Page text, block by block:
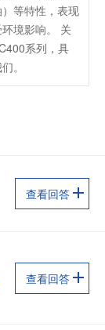
等特性，表现
境影响。 关
系列，具
。
查看回答
查看回答